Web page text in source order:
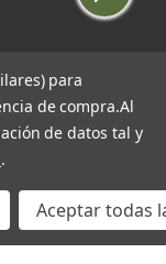
para
de compra.Al
de datos tal y
.
Aceptar todas